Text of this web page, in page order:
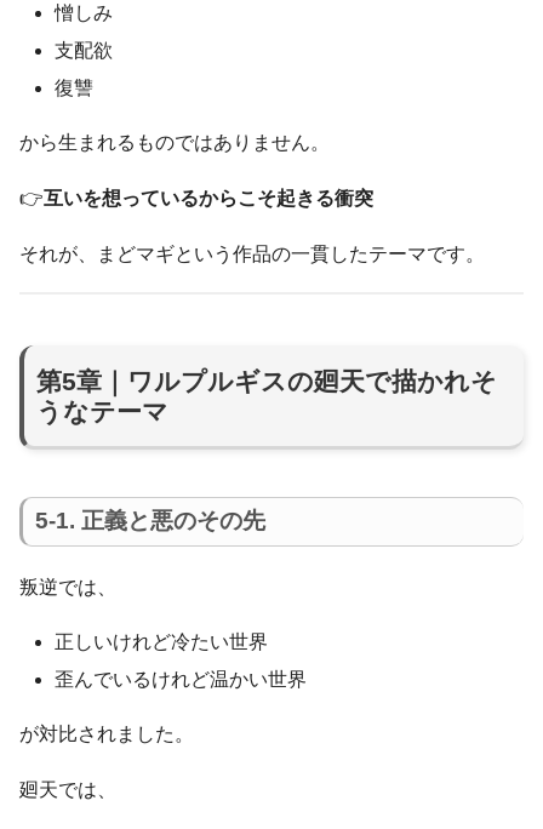
憎しみ
支配欲
復讐
から生まれるものではありません。
👉互いを想っているからこそ起きる衝突
それが、まどマギという作品の一貫したテーマです。
第5章｜ワルプルギスの廻天で描かれそ
うなテーマ
5-1. 正義と悪のその先
叛逆では、
正しいけれど冷たい世界
歪んでいるけれど温かい世界
が対比されました。
廻天では、